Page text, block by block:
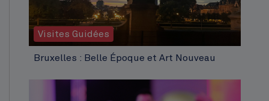
Visites Guidées
Bruxelles : Belle Époque et Art Nouveau